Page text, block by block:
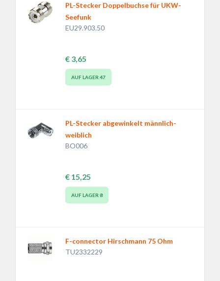
PL-Stecker Doppelbuchse für UKW-
Seefunk
EU29.903.50
€ 3,65
AUF LAGER 47
PL-Stecker abgewinkelt männlich-
weiblich
BO006
€ 15,25
AUF LAGER 8
F-connector Hirschmann 75 Ohm
TU2332229